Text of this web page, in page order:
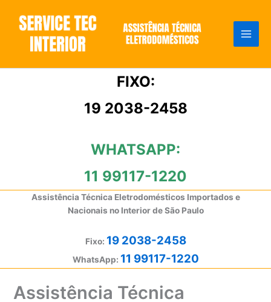
conteúdo
FIXO:
19 2038-2458
WHATSAPP:
11 99117-1220
Assistência Técnica Eletrodomésticos Importados e
Nacionais no Interior de São Paulo
Fixo: 19 2038-2458
WhatsApp: 11 99117-1220
Assistência Técnica